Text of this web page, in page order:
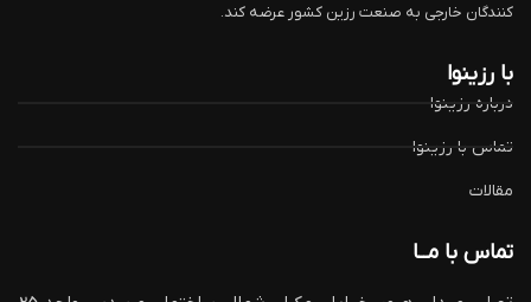
کنندگان خارجی به صنعت رزین کشور عرضه کند.
با رزینوا
درباره رزینوا
تماس با رزینوا
مقالات
تماس با مــا